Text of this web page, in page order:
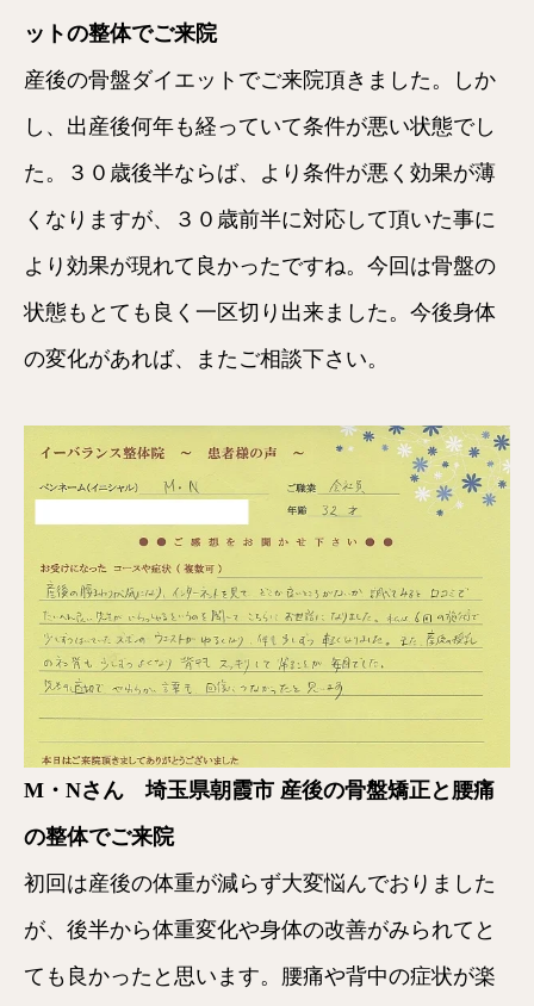
ットの整体でご来院
産後の骨盤ダイエットでご来院頂きました。しか
し、出産後何年も経っていて条件が悪い状態でし
た。３０歳後半ならば、より条件が悪く効果が薄
くなりますが、３０歳前半に対応して頂いた事に
より効果が現れて良かったですね。今回は骨盤の
状態もとても良く一区切り出来ました。今後身体
の変化があれば、またご相談下さい。
M・Nさん 埼玉県朝霞市 産後の骨盤矯正と腰痛
の整体でご来院
初回は産後の体重が減らず大変悩んでおりました
が、後半から体重変化や身体の改善がみられてと
ても良かったと思います。腰痛や背中の症状が楽